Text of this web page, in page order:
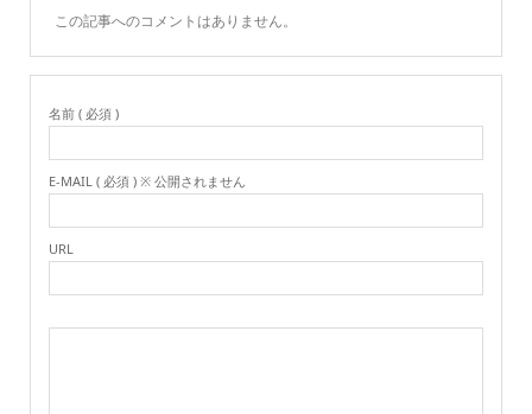
この記事へのコメントはありません。
名前 ( 必須 )
E-MAIL ( 必須 ) ※ 公開されません
URL